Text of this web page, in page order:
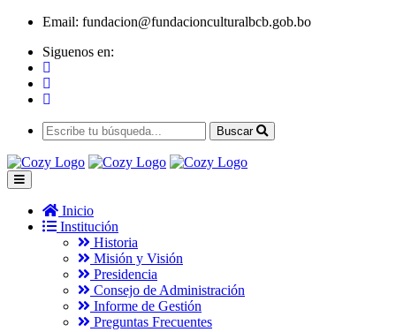
Email: fundacion@fundacionculturalbcb.gob.bo
Siguenos en:
Buscar
Inicio
Institución
Historia
Misión y Visión
Presidencia
Consejo de Administración
Informe de Gestión
Preguntas Frecuentes